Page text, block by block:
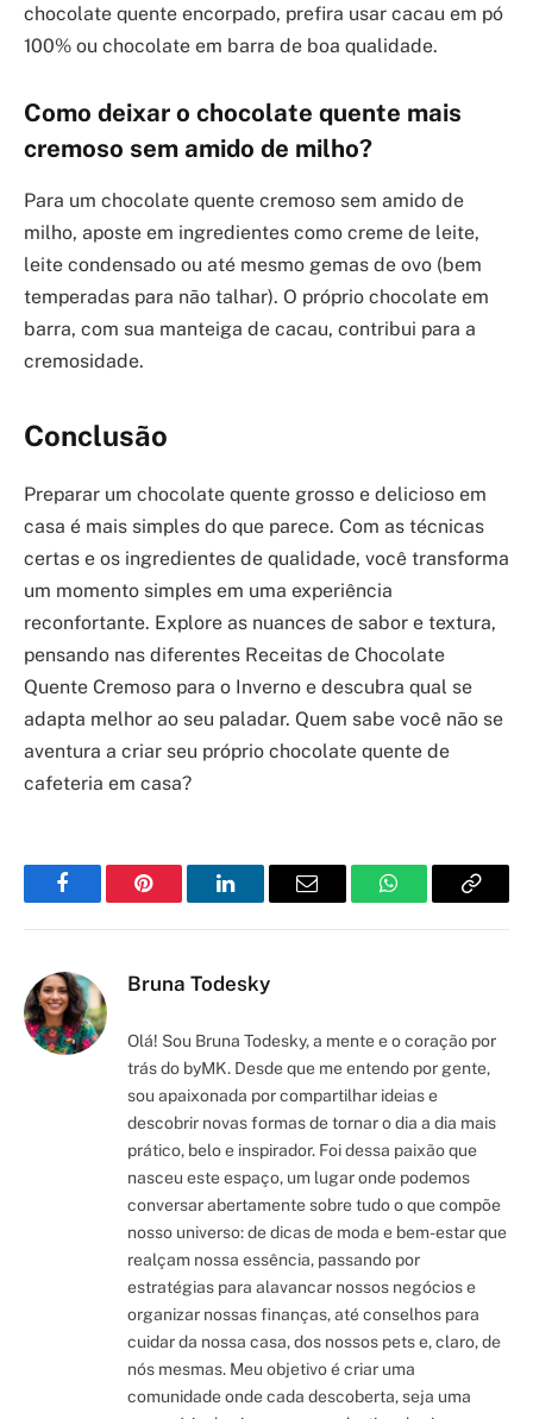
chocolate quente encorpado, prefira usar cacau em pó
100% ou chocolate em barra de boa qualidade.
Como deixar o chocolate quente mais
cremoso sem amido de milho?
Para um chocolate quente cremoso sem amido de
milho, aposte em ingredientes como creme de leite,
leite condensado ou até mesmo gemas de ovo (bem
temperadas para não talhar). O próprio chocolate em
barra, com sua manteiga de cacau, contribui para a
cremosidade.
Conclusão
Preparar um chocolate quente grosso e delicioso em
casa é mais simples do que parece. Com as técnicas
certas e os ingredientes de qualidade, você transforma
um momento simples em uma experiência
reconfortante. Explore as nuances de sabor e textura,
pensando nas diferentes Receitas de Chocolate
Quente Cremoso para o Inverno e descubra qual se
adapta melhor ao seu paladar. Quem sabe você não se
aventura a criar seu próprio chocolate quente de
cafeteria em casa?
FacebookPinterest LinkedInEmail WhatsAppCopy
Bruna Todesky
Olá! Sou Bruna Todesky, a mente e o coração por
trás do byMK. Desde que me entendo por gente,
sou apaixonada por compartilhar ideias e
descobrir novas formas de tornar o dia a dia mais
prático, belo e inspirador. Foi dessa paixão que
nasceu este espaço, um lugar onde podemos
conversar abertamente sobre tudo o que compõe
nosso universo: de dicas de moda e bem-estar que
realçam nossa essência, passando por
estratégias para alavancar nossos negócios e
organizar nossas finanças, até conselhos para
cuidar da nossa casa, dos nossos pets e, claro, de
nós mesmas. Meu objetivo é criar uma
comunidade onde cada descoberta, seja uma